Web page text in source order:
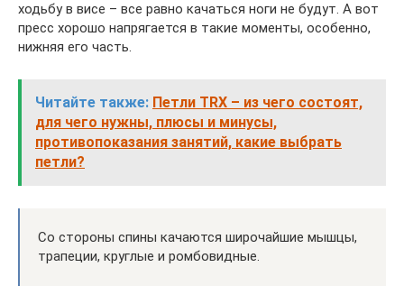
ходьбу в висе – все равно качаться ноги не будут. А вот
пресс хорошо напрягается в такие моменты, особенно,
нижняя его часть.
Читайте также: Петли TRX – из чего состоят,
для чего нужны, плюсы и минусы,
противопоказания занятий, какие выбрать
петли?
Со стороны спины качаются широчайшие мышцы,
трапеции, круглые и ромбовидные.